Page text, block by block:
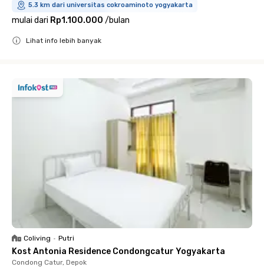
5.3 km dari universitas cokroaminoto yogyakarta
mulai dari Rp1.100.000 /bulan
Lihat info lebih banyak
Coliving • Putri
Kost Antonia Residence Condongcatur Yogyakarta
Condong Catur, Depok